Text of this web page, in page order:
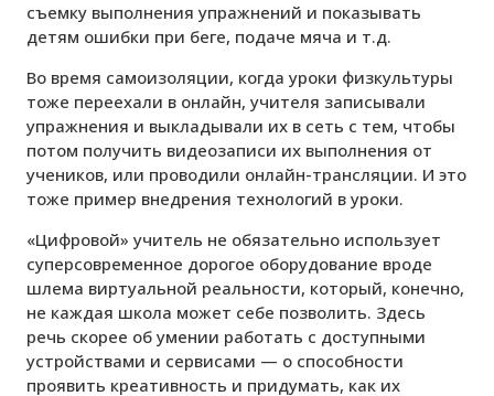
съемку выполнения упражнений и показывать
детям ошибки при беге, подаче мяча и т.д.
Во время самоизоляции, когда уроки физкультуры
тоже переехали в онлайн, учителя записывали
упражнения и выкладывали их в сеть с тем, чтобы
потом получить видеозаписи их выполнения от
учеников, или проводили онлайн-трансляции. И это
тоже пример внедрения технологий в уроки.
«Цифровой» учитель не обязательно использует
суперсовременное дорогое оборудование вроде
шлема виртуальной реальности, который, конечно,
не каждая школа может себе позволить. Здесь
речь скорее об умении работать с доступными
устройствами и сервисами — о способности
проявить креативность и придумать, как их